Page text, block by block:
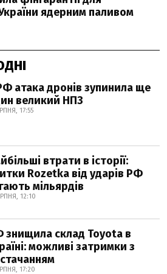
ядерним паливом
атака дронів зупинила ще
великий НПЗ
17:55
втрати в історії:
Rozetka від ударів РФ
мільярдів
12:10
знищила склад Toyota в
можливі затримки з
17:20